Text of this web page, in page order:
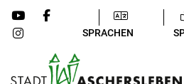
SPRACHEN